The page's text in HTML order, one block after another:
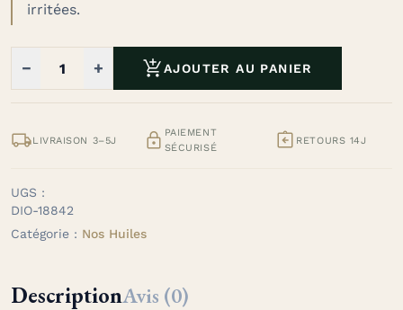
irritées.
− + AJOUTER AU PANIER
LIVRAISON 3–5J  PAIEMENT
SÉCURISÉ
 RETOURS 14J
UGS :
DIO-18842
Catégorie : Nos Huiles
DescriptionAvis (0)